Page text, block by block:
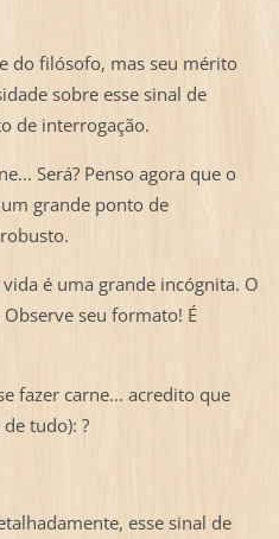
do filósofo, mas seu mérito
sobre esse sinal de
de interrogação.
Será? Penso agora que o
grande ponto de
é uma grande incógnita. O
seu formato! É
fazer carne... acredito que
tudo): ?
esse sinal de